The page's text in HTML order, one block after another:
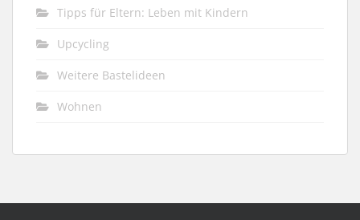
Tipps für Eltern: Leben mit Kindern
Upcycling
Weitere Bastelideen
Wohnen